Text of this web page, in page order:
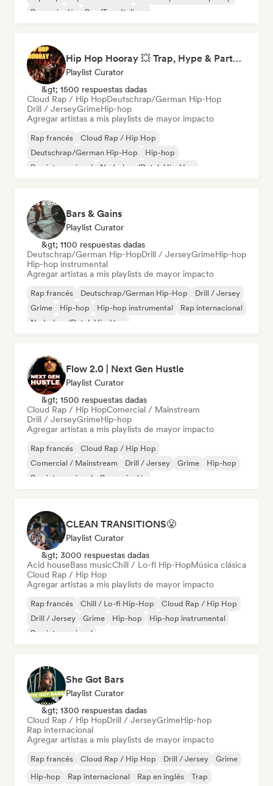
Rap en inglés
Rap/Trap Italiano
Hip Hop Hooray 💥 Trap, Hype & Party Rap Bangers
Playlist Curator
&gt; 1500 respuestas dadas
Cloud Rap / Hip HopDeutschrap/German Hip-Hop
Drill / JerseyGrimeHip-hop
Agregar artistas a mis playlists de mayor impacto
Rap francés
Cloud Rap / Hip Hop
Deutschrap/German Hip-Hop
Hip-hop
Rap internacional
Nederhop/Dutch Hip-Hop
Bars & Gains
Playlist Curator
&gt; 1100 respuestas dadas
Deutschrap/German Hip-HopDrill / JerseyGrimeHip-hop
Hip-hop instrumental
Agregar artistas a mis playlists de mayor impacto
Rap francés Deutschrap/German Hip-Hop
Drill / Jersey
Grime
Hip-hop Hip-hop instrumental
Rap internacional
Nederhop/Dutch Hip-Hop
Flow 2.0 | Next Gen Hustle
Playlist Curator
&gt; 1500 respuestas dadas
Cloud Rap / Hip HopComercial / Mainstream
Drill / JerseyGrimeHip-hop
Agregar artistas a mis playlists de mayor impacto
Rap francés
Cloud Rap / Hip Hop
Comercial / Mainstream
Drill / Jersey Grime
Hip-hop
Rap internacional
Rap en inglés
CLEAN TRANSITIONS😤
Playlist Curator
&gt; 3000 respuestas dadas
Acid houseBass musicChill / Lo-fi Hip-HopMúsica clásica
Cloud Rap / Hip Hop
Agregar artistas a mis playlists de mayor impacto
Rap francés Chill / Lo-fi Hip-Hop
Cloud Rap / Hip Hop
Drill / Jersey
Grime Hip-hop
Hip-hop instrumental
Rap internacional
She Got Bars
Playlist Curator
&gt; 1300 respuestas dadas
Cloud Rap / Hip HopDrill / JerseyGrimeHip-hop
Rap internacional
Agregar artistas a mis playlists de mayor impacto
Rap francés Cloud Rap / Hip Hop Drill / Jersey
Grime
Hip-hop
Rap internacional Rap en inglés Trap